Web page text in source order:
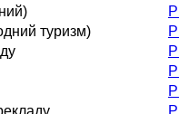
туризм)